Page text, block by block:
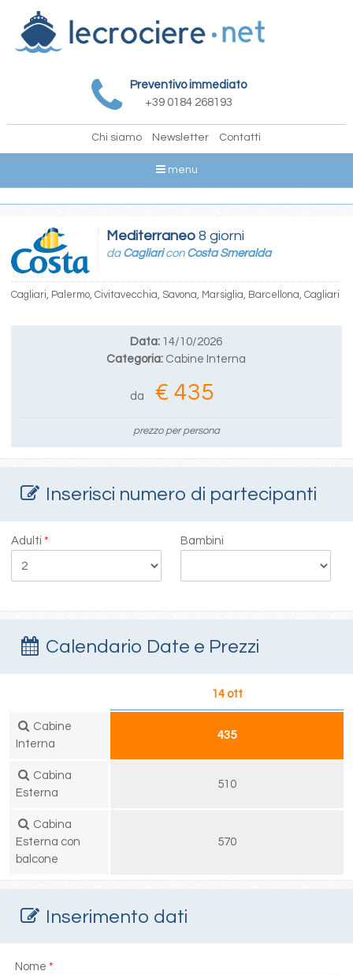
Preventivo immediato
+39 0184 268193
Chi siamo Newsletter Contatti
menu
Mediterraneo8 giorni
da Cagliaricon Costa Smeralda
Cagliari, Palermo, Civitavecchia, Savona, Marsiglia, Barcellona, Cagliari
Data: 14/10/2026
Categoria: Cabine Interna
da € 435
prezzo per persona
Inserisci numero di partecipanti
Adulti* Bambini
Calendario Date e Prezzi
14 ott
Cabine
Interna
435
Cabina
Esterna
510
Cabina
Esterna con
balcone
570
Inserimento dati
Nome *